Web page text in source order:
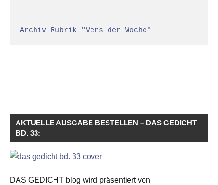
Archiv Rubrik "Vers der Woche"
AKTUELLE AUSGABE BESTELLEN – DAS GEDICHT
BD. 33:
DAS GEDICHT blog wird präsentiert von